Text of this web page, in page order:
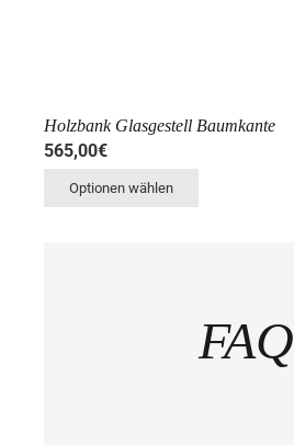
Holzbank Glasgestell Baumkante
565,00€
Optionen wählen
FAQ